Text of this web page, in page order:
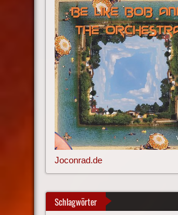
Joconrad.de
Schlagwörter